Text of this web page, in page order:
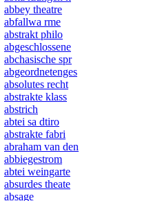
abbey theatre
abfallwa rme
abstrakt philo
abgeschlossene
abchasische spr
abgeordnetenges
absolutes recht
abstrakte klass
abstrich
abtei sa dtiro
abstrakte fabri
abraham van den
abbiegestrom
abtei weingarte
absurdes theate
absage